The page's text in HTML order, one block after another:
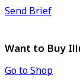
Send Brief
Want to Buy
Go to Shop